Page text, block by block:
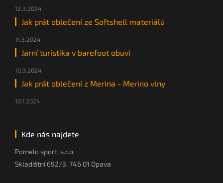
12.3.2024
Jak prát oblečení ze Softshell materiálů
11.3.2024
Jarní turistika v barefoot obuvi
10.3.2024
Jak prát oblečení z Merina - Merino vlny
10.1.2024
Kde nás najdete
Pomelo sport, s.r.o.
Skladištní 692/3, 746 01 Opava